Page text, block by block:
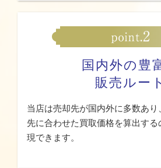
国内外の豊
販売ルート
当店は売却先が国内外に多数あ
先に合わせた買取価格を算出す
現できます。